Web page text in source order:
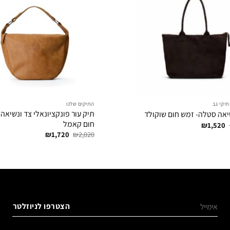
גב
סטלה- זמש חום שוקולד
המחיר
המקורי
₪1,520 המחיר
התיקים שלנו
תיק עור פונקציונאלי צד
חום קאמל
₪2,020 המחיר
המקורי
₪1,720 המחיר